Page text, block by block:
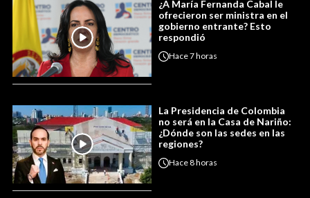
¿A María Fernanda Cabal le
ofrecieron ser ministra en el
gobierno entrante? Esto
respondió
Hace7 horas
La Presidencia de Colombia
no será en la Casa de Nariño:
¿Dónde son las sedes en las
regiones?
Hace8 horas